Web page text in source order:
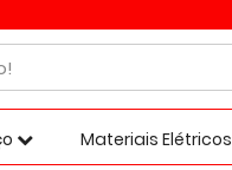
Materiais Elétricos